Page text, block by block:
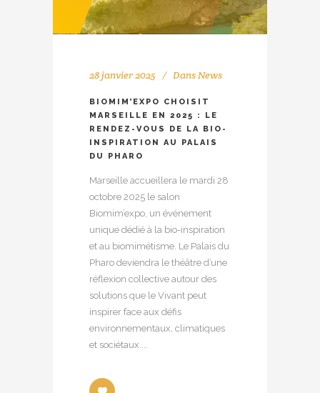
28 janvier 2025 DansNews
BIOMIM’EXPO CHOISIT
MARSEILLE EN 2025 : LE
RENDEZ-VOUS DE LA BIO-
INSPIRATION AU PALAIS
DU PHARO
Marseille accueillera le mardi 28
octobre 2025 le salon
Biomim’expo, un événement
unique dédié à la bio-inspiration
et au biomimétisme. Le Palais du
Pharo deviendra le théâtre d’une
réflexion collective autour des
solutions que le Vivant peut
inspirer face aux défis
environnementaux, climatiques
et sociétaux....